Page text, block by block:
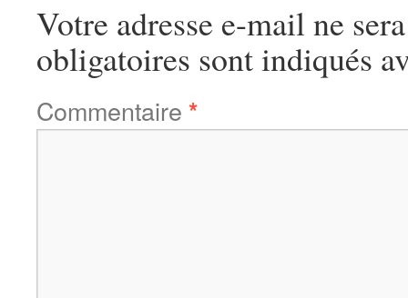
Votre adresse e-mail ne
obligatoires sont indiqués
Commentaire *